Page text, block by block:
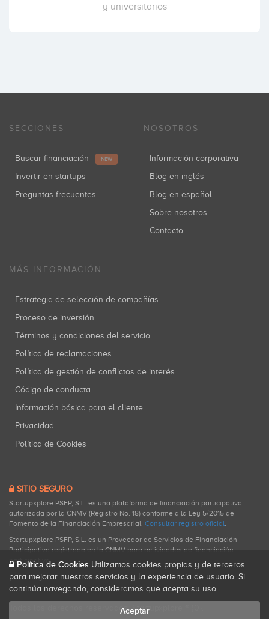
y universitarios
SECCIONES
Buscar financiación NEW
Invertir en startups
Preguntas frecuentes
NOSOTROS
Información corporativa
Blog en inglés
Blog en español
Sobre nosotros
Contacto
MÁS INFORMACIÓN
Estrategia de selección de compañías
Proceso de inversión
Términos y condiciones del servicio
Política de reclamaciones
Política de gestión de conflictos de interés
Código de conducta
Información básica para el cliente
Privacidad
Política de Cookies
SITIO SEGURO
Startupxplore PSFP, S.L. es una plataforma de financiación participativa
autorizada por la CNMV (Registro No. 18) conforme a la Ley 5/2015 de
Fomento de la Financiación Empresarial. Consultar registro oficial.
Startupxplore PSFP, S.L. es un Proveedor de Servicios de Financiación
Participativa registrado en la CNMV para actividades de financiación
participativa.
Todos los derechos reservados. Startupxplore ® {0}.
Política de Cookies Utilizamos cookies propias y de terceros
para mejorar nuestros servicios y la experiencia de usuario. Si
continúa navegando, consideramos que acepta su uso.
Aceptar